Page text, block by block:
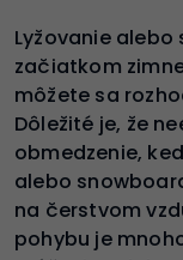
Lyžovanie
začiatkom
môžete sa
Dôležité je, že
obmedzenie,
alebo
na čerstvom
pohybu je